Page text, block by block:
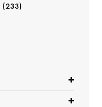
(233)